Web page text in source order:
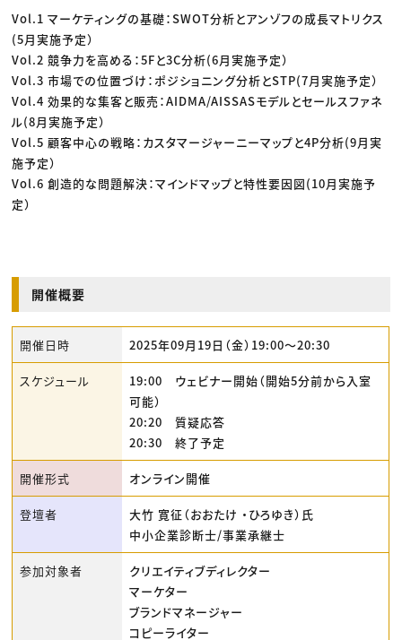
Vol.1 マーケティングの基礎：SWOT分析とアンゾフの成長マトリクス
(5月実施予定）
Vol.2 競争力を高める：5Fと3C分析(6月実施予定）
Vol.3 市場での位置づけ：ポジショニング分析とSTP(7月実施予定）
Vol.4 効果的な集客と販売：AIDMA/AISSASモデルとセールスファネ
ル(8月実施予定）
Vol.5 顧客中心の戦略：カスタマージャーニーマップと4P分析(9月実
施予定）
Vol.6 創造的な問題解決：マインドマップと特性要因図(10月実施予
定）
開催概要
開催日時 2025年09月19日（金）19:00〜20:30
スケジュール
19:00 ウェビナー開始（開始5分前から入室
可能）
20:20 質疑応答
20:30 終了予定
開催形式 オンライン開催
登壇者
大竹 寛征（おおたけ ・ひろゆき）氏
中小企業診断士/事業承継士
参加対象者
クリエイティブディレクター
マーケター
ブランドマネージャー
コピーライター